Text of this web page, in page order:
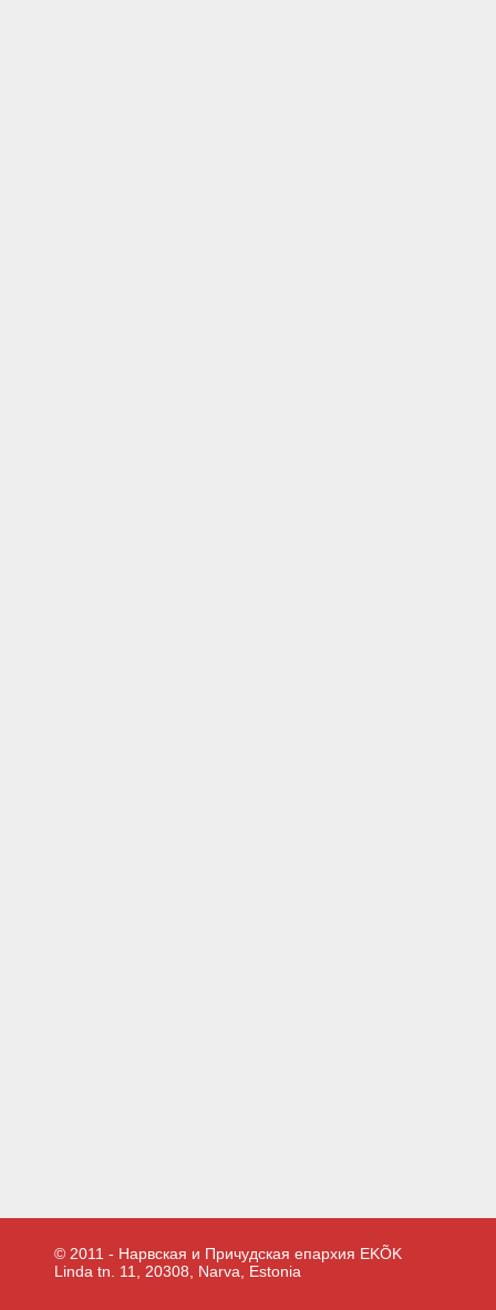
© 2011 - Нарвская и Причудская епархия EKÕK
Linda tn. 11, 20308, Narva, Estonia